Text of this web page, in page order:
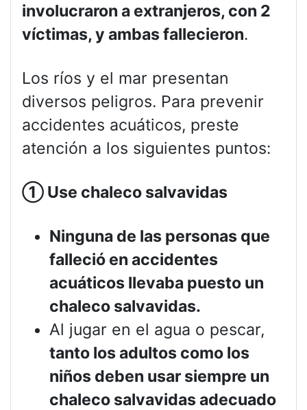
involucraron a extranjeros, con 2
víctimas, y ambas fallecieron.
Los ríos y el mar presentan
diversos peligros. Para prevenir
accidentes acuáticos, preste
atención a los siguientes puntos:
① Use chaleco salvavidas
Ninguna de las personas que
falleció en accidentes
acuáticos llevaba puesto un
chaleco salvavidas.
Al jugar en el agua o pescar,
tanto los adultos como los
niños deben usar siempre un
chaleco salvavidas adecuado